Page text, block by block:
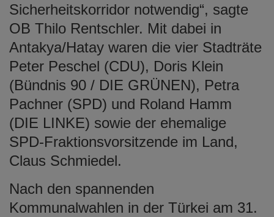
Sicherheitskorridor notwendig“, sagte
OB Thilo Rentschler. Mit dabei in
Antakya/Hatay waren die vier Stadträte
Peter Peschel (CDU), Doris Klein
(Bündnis 90 / DIE GRÜNEN), Petra
Pachner (SPD) und Roland Hamm
(DIE LINKE) sowie der ehemalige
SPD-Fraktionsvorsitzende im Land,
Claus Schmiedel.
Nach den spannenden
Kommunalwahlen in der Türkei am 31.